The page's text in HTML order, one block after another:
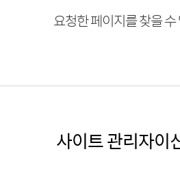
요청한 페이지를 찾을
사이트 관리자이